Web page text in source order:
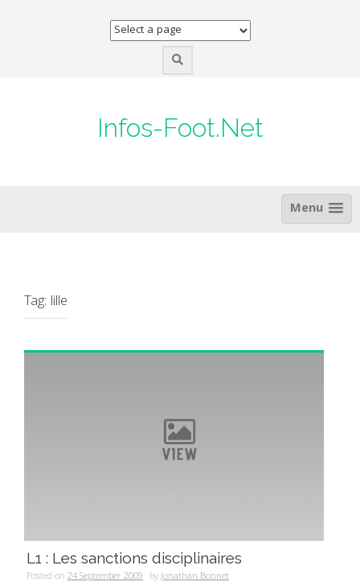
Infos-Foot.Net
Menu
Tag: lille
L1 : Les sanctions disciplinaires
Posted on 24 September 2009 byJonathan Bonnet